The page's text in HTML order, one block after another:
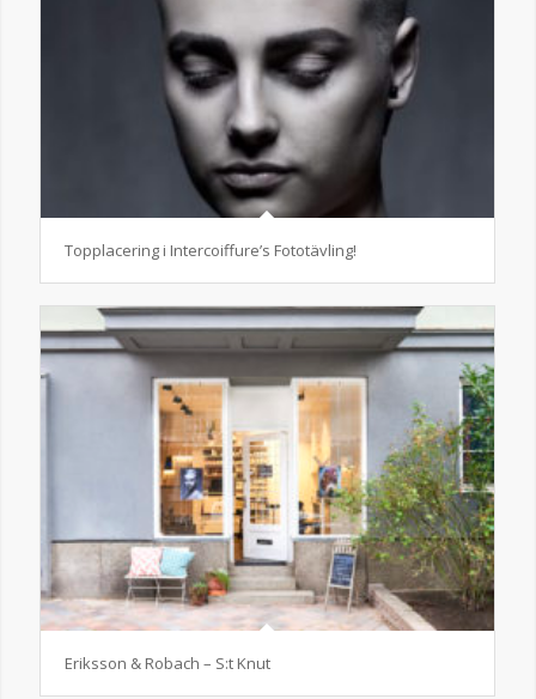
Topplacering i Intercoiffure’s Fototävling!
Eriksson & Robach – S:t Knut